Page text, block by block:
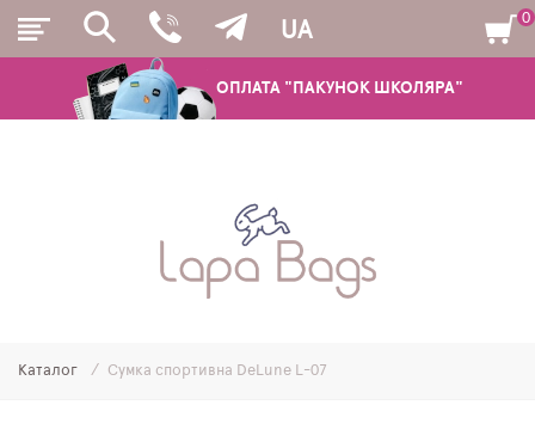
ОПЛАТА "ПАКУНОК ШКОЛЯРА"
UA
ШКІЛЬНІ РЮКЗАКИ ТА РАНЦІ
МОЛОДІЖНІ РЮКЗАКИ
0
Каталог Сумка спортивна DeLune L-07